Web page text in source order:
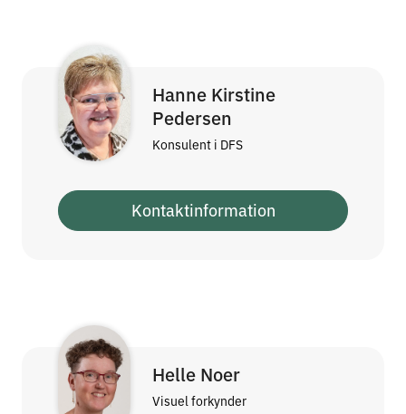
Hanne Kirstine
Pedersen
Konsulent i DFS
Kontaktinformation
Helle Noer
Visuel forkynder